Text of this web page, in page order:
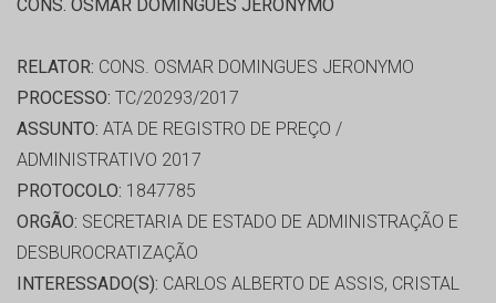
CONS. OSMAR DOMINGUES JERONYMO
RELATOR: CONS. OSMAR DOMINGUES JERONYMO
PROCESSO: TC/20293/2017
ASSUNTO: ATA DE REGISTRO DE PREÇO /
ADMINISTRATIVO 2017
PROTOCOLO: 1847785
ORGÃO: SECRETARIA DE ESTADO DE ADMINISTRAÇÃO E
DESBUROCRATIZAÇÃO
INTERESSADO(S): CARLOS ALBERTO DE ASSIS, CRISTAL